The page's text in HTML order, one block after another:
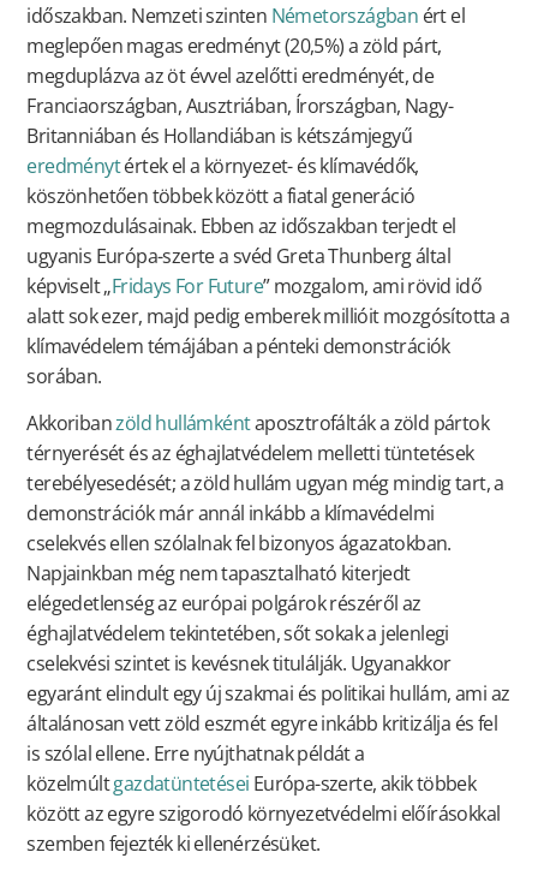
időszakban. Nemzeti szinten Németországban ért el
meglepően magas eredményt (20,5%) a zöld párt,
megduplázva az öt évvel azelőtti eredményét, de
Franciaországban, Ausztriában, Írországban, Nagy-
Britanniában és Hollandiában is kétszámjegyű
eredménytértek el a környezet- és klímavédők,
köszönhetően többek között a fiatal generáció
megmozdulásainak. Ebben az időszakban terjedt el
ugyanis Európa-szerte a svéd Greta Thunberg által
képviselt „Fridays For Future” mozgalom, ami rövid idő
alatt sok ezer, majd pedig emberek millióit mozgósította a
klímavédelem témájában a pénteki demonstrációk
sorában.
Akkoribanzöld hullámkéntaposztrofálták a zöld pártok
térnyerését és az éghajlatvédelem melletti tüntetések
terebélyesedését; a zöld hullám ugyan még mindig tart, a
demonstrációk már annál inkább a klímavédelmi
cselekvés ellen szólalnak fel bizonyos ágazatokban.
Napjainkban még nem tapasztalható kiterjedt
elégedetlenség az európai polgárok részéről az
éghajlatvédelem tekintetében, sőt sokak a jelenlegi
cselekvési szintet is kevésnek titulálják. Ugyanakkor
egyaránt elindult egy új szakmai és politikai hullám, ami az
általánosan vett zöld eszmét egyre inkább kritizálja és fel
is szólal ellene. Erre nyújthatnak példát a
közelmúltgazdatüntetései Európa-szerte, akik többek
között az egyre szigorodó környezetvédelmi előírásokkal
szemben fejezték ki ellenérzésüket.